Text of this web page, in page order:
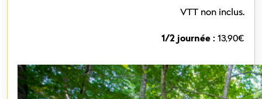
VTT non inclus.
1/2 journée :13,90€